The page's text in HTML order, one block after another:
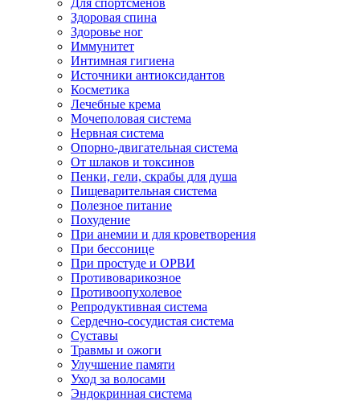
Здоровая спина
Здоровье ног
Иммунитет
Интимная гигиена
Источники антиоксидантов
Косметика
Лечебные крема
Мочеполовая система
Нервная система
Опорно-двигательная система
От шлаков и токсинов
Пенки, гели, скрабы для душа
Пищеварительная система
Полезное питание
Похудение
При анемии и для кроветворения
При бессонице
При простуде и ОРВИ
Противоварикозное
Противоопухолевое
Репродуктивная система
Сердечно-сосудистая система
Суставы
Травмы и ожоги
Улучшение памяти
Уход за волосами
Эндокринная система